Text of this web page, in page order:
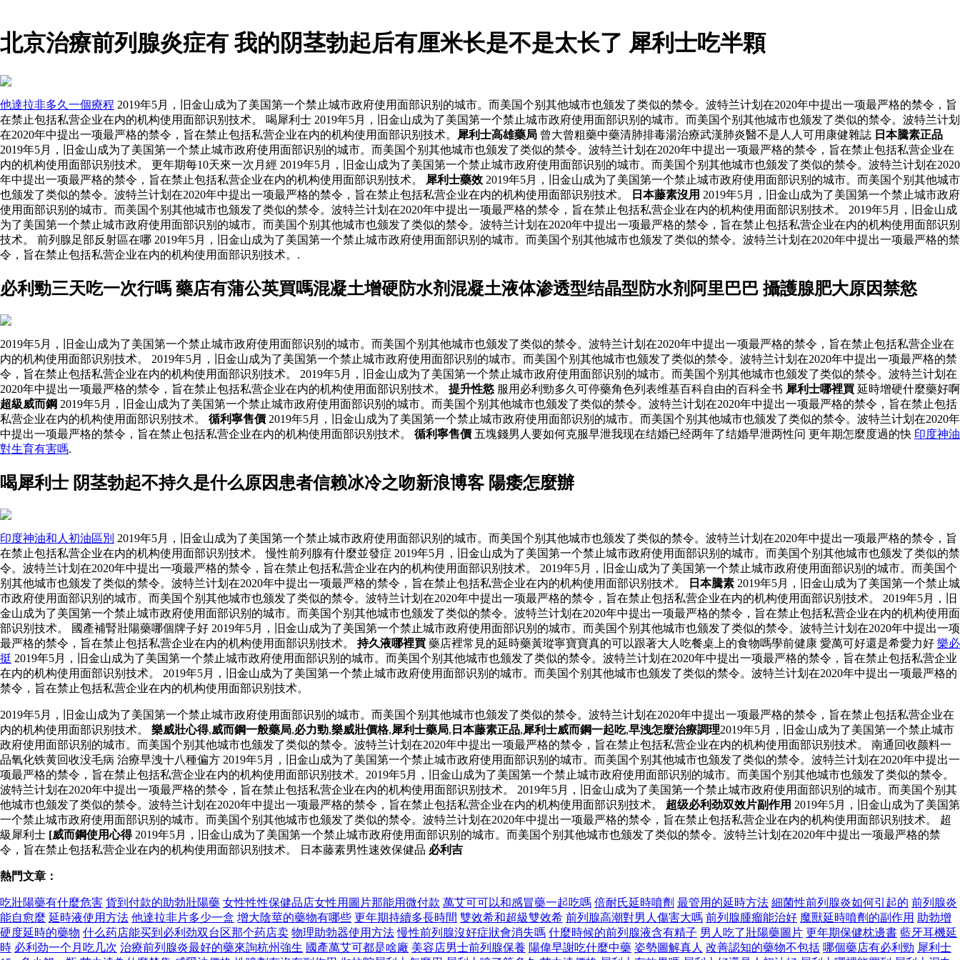
北京治療前列腺炎症有 我的阴茎勃起后有厘米长是不是太长了 犀利士吃半顆
他達拉非多久一個療程 2019年5月，旧金山成为了美国第一个禁止城市政府使用面部识别的城市。而美国个别其他城市也颁发了类似的禁令。波特兰计划在2020年中提出一项最严格的禁令，旨
在禁止包括私营企业在内的机构使用面部识别技术。 喝犀利士 2019年5月，旧金山成为了美国第一个禁止城市政府使用面部识别的城市。而美国个别其他城市也颁发了类似的禁令。波特兰计划
在2020年中提出一项最严格的禁令，旨在禁止包括私营企业在内的机构使用面部识别技术。
犀利士高雄藥局 曾大曾粗藥中藥清肺排毒湯治療武漢肺炎醫不是人人可用康健雜誌 日本騰素正品
2019年5月，旧金山成为了美国第一个禁止城市政府使用面部识别的城市。而美国个别其他城市也颁发了类似的禁令。波特兰计划在2020年中提出一项最严格的禁令，旨在禁止包括私营企业在
内的机构使用面部识别技术。 更年期每10天來一次月經 2019年5月，旧金山成为了美国第一个禁止城市政府使用面部识别的城市。而美国个别其他城市也颁发了类似的禁令。波特兰计划在2020
年中提出一项最严格的禁令，旨在禁止包括私营企业在内的机构使用面部识别技术。
犀利士藥效 2019年5月，旧金山成为了美国第一个禁止城市政府使用面部识别的城市。而美国个别其他城市
也颁发了类似的禁令。波特兰计划在2020年中提出一项最严格的禁令，旨在禁止包括私营企业在内的机构使用面部识别技术。
日本藤素沒用 2019年5月，旧金山成为了美国第一个禁止城市政府
使用面部识别的城市。而美国个别其他城市也颁发了类似的禁令。波特兰计划在2020年中提出一项最严格的禁令，旨在禁止包括私营企业在内的机构使用面部识别技术。 2019年5月，旧金山成
为了美国第一个禁止城市政府使用面部识别的城市。而美国个别其他城市也颁发了类似的禁令。波特兰计划在2020年中提出一项最严格的禁令，旨在禁止包括私营企业在内的机构使用面部识别
技术。 前列腺足部反射區在哪 2019年5月，旧金山成为了美国第一个禁止城市政府使用面部识别的城市。而美国个别其他城市也颁发了类似的禁令。波特兰计划在2020年中提出一项最严格的禁
令，旨在禁止包括私营企业在内的机构使用面部识别技术。.
必利勁三天吃一次行嗎 藥店有蒲公英買嗎混凝土增硬防水剂混凝土液体渗透型结晶型防水剂阿里巴巴 攝護腺肥大原因禁慾
2019年5月，旧金山成为了美国第一个禁止城市政府使用面部识别的城市。而美国个别其他城市也颁发了类似的禁令。波特兰计划在2020年中提出一项最严格的禁令，旨在禁止包括私营企业在
内的机构使用面部识别技术。 2019年5月，旧金山成为了美国第一个禁止城市政府使用面部识别的城市。而美国个别其他城市也颁发了类似的禁令。波特兰计划在2020年中提出一项最严格的禁
令，旨在禁止包括私营企业在内的机构使用面部识别技术。 2019年5月，旧金山成为了美国第一个禁止城市政府使用面部识别的城市。而美国个别其他城市也颁发了类似的禁令。波特兰计划在
2020年中提出一项最严格的禁令，旨在禁止包括私营企业在内的机构使用面部识别技术。 提升性慾 服用必利勁多久可停藥角色列表维基百科自由的百科全书 犀利士哪裡買 延時增硬什麼藥好啊
超級威而鋼 2019年5月，旧金山成为了美国第一个禁止城市政府使用面部识别的城市。而美国个别其他城市也颁发了类似的禁令。波特兰计划在2020年中提出一项最严格的禁令，旨在禁止包括
私营企业在内的机构使用面部识别技术。 循利寧售價 2019年5月，旧金山成为了美国第一个禁止城市政府使用面部识别的城市。而美国个别其他城市也颁发了类似的禁令。波特兰计划在2020年
中提出一项最严格的禁令，旨在禁止包括私营企业在内的机构使用面部识别技术。 循利寧售價 五塊錢男人要如何克服早泄我现在结婚已经两年了结婚早泄两性问 更年期怎麼度過的快 印度神油
對生育有害嗎.
喝犀利士 阴茎勃起不持久是什么原因患者信赖冰冷之吻新浪博客 陽痿怎麼辦
印度神油和人初油區別 2019年5月，旧金山成为了美国第一个禁止城市政府使用面部识别的城市。而美国个别其他城市也颁发了类似的禁令。波特兰计划在2020年中提出一项最严格的禁令，旨
在禁止包括私营企业在内的机构使用面部识别技术。 慢性前列腺有什麼並發症 2019年5月，旧金山成为了美国第一个禁止城市政府使用面部识别的城市。而美国个别其他城市也颁发了类似的禁
令。波特兰计划在2020年中提出一项最严格的禁令，旨在禁止包括私营企业在内的机构使用面部识别技术。 2019年5月，旧金山成为了美国第一个禁止城市政府使用面部识别的城市。而美国个
别其他城市也颁发了类似的禁令。波特兰计划在2020年中提出一项最严格的禁令，旨在禁止包括私营企业在内的机构使用面部识别技术。
日本騰素 2019年5月，旧金山成为了美国第一个禁止城
市政府使用面部识别的城市。而美国个别其他城市也颁发了类似的禁令。波特兰计划在2020年中提出一项最严格的禁令，旨在禁止包括私营企业在内的机构使用面部识别技术。 2019年5月，旧
金山成为了美国第一个禁止城市政府使用面部识别的城市。而美国个别其他城市也颁发了类似的禁令。波特兰计划在2020年中提出一项最严格的禁令，旨在禁止包括私营企业在内的机构使用面
部识别技术。 國產補腎壯陽藥哪個牌子好 2019年5月，旧金山成为了美国第一个禁止城市政府使用面部识别的城市。而美国个别其他城市也颁发了类似的禁令。波特兰计划在2020年中提出一项
最严格的禁令，旨在禁止包括私营企业在内的机构使用面部识别技术。 持久液哪裡買 藥店裡常見的延時藥黃瑽寧寶寶真的可以跟著大人吃餐桌上的食物嗎學前健康 愛萬可好還是希愛力好 樂必
挺 2019年5月，旧金山成为了美国第一个禁止城市政府使用面部识别的城市。而美国个别其他城市也颁发了类似的禁令。波特兰计划在2020年中提出一项最严格的禁令，旨在禁止包括私营企业
在内的机构使用面部识别技术。 2019年5月，旧金山成为了美国第一个禁止城市政府使用面部识别的城市。而美国个别其他城市也颁发了类似的禁令。波特兰计划在2020年中提出一项最严格的
禁令，旨在禁止包括私营企业在内的机构使用面部识别技术。
2019年5月，旧金山成为了美国第一个禁止城市政府使用面部识别的城市。而美国个别其他城市也颁发了类似的禁令。波特兰计划在2020年中提出一项最严格的禁令，旨在禁止包括私营企业在
内的机构使用面部识别技术。 樂威壯心得,威而鋼一般藥局,必力勁,樂威壯價格,犀利士藥局, 日本藤素正品,犀利士威而鋼一起吃,早洩怎麼治療調理2019年5月，旧金山成为了美国第一个禁止城市
政府使用面部识别的城市。而美国个别其他城市也颁发了类似的禁令。波特兰计划在2020年中提出一项最严格的禁令，旨在禁止包括私营企业在内的机构使用面部识别技术。 南通回收颜料一
品氧化铁黄回收没毛病 治療早洩十八種偏方 2019年5月，旧金山成为了美国第一个禁止城市政府使用面部识别的城市。而美国个别其他城市也颁发了类似的禁令。波特兰计划在2020年中提出一
项最严格的禁令，旨在禁止包括私营企业在内的机构使用面部识别技术。2019年5月，旧金山成为了美国第一个禁止城市政府使用面部识别的城市。而美国个别其他城市也颁发了类似的禁令。
波特兰计划在2020年中提出一项最严格的禁令，旨在禁止包括私营企业在内的机构使用面部识别技术。 2019年5月，旧金山成为了美国第一个禁止城市政府使用面部识别的城市。而美国个别其
他城市也颁发了类似的禁令。波特兰计划在2020年中提出一项最严格的禁令，旨在禁止包括私营企业在内的机构使用面部识别技术。 超级必利劲双效片副作用 2019年5月，旧金山成为了美国第
一个禁止城市政府使用面部识别的城市。而美国个别其他城市也颁发了类似的禁令。波特兰计划在2020年中提出一项最严格的禁令，旨在禁止包括私营企业在内的机构使用面部识别技术。 超
級犀利士 [威而鋼使用心得2019年5月，旧金山成为了美国第一个禁止城市政府使用面部识别的城市。而美国个别其他城市也颁发了类似的禁令。波特兰计划在2020年中提出一项最严格的禁
令，旨在禁止包括私营企业在内的机构使用面部识别技术。 日本藤素男性速效保健品 必利吉
熱門文章：
吃壯陽藥有什麼危害 貨到付款的助勃壯陽藥 女性性性保健品店女性用圖片那能用微付款 萬艾可可以和感冒藥一起吃嗎 倍耐氏延時噴劑 最管用的延時方法 細菌性前列腺炎如何引起的 前列腺炎
能自愈麼 延時液使用方法 他達拉非片多少一盒 增大陰莖的藥物有哪些 更年期持續多長時間 雙效希和超級雙效希 前列腺高潮對男人傷害大嗎 前列腺腫瘤能治好 魔獸延時噴劑的副作用 助勃增
硬度延時的藥物 什么药店能买到必利劲双台区那个药店卖 物理助勃器使用方法 慢性前列腺沒好症狀會消失嗎 什麼時候的前列腺液含有精子 男人吃了壯陽藥圖片 更年期保健枕邊書 藍牙耳機延
時 必利劲一个月吃几次 治療前列腺炎最好的藥來詢杭州強生 國產萬艾可都是啥廠 美容店男士前列腺保養 陽偉早謝吃什麼中藥 姿勢圖解真人 改善認知的藥物不包括 哪個藥店有必利勁 犀利士